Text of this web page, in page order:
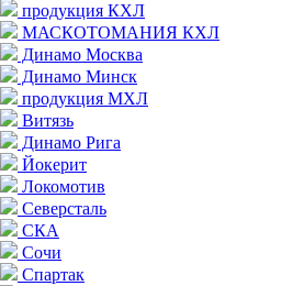
продукция КХЛ
МАСКОТОМАНИЯ КХЛ
Динамо Москва
Динамо Минск
продукция МХЛ
Витязь
Динамо Рига
Йокерит
Локомотив
Северсталь
СКА
Сочи
Спартак